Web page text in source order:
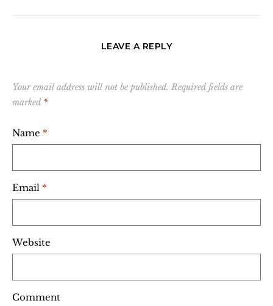
LEAVE A REPLY
Your email address will not be published. Required fields are
marked *
Name *
Email *
Website
Comment